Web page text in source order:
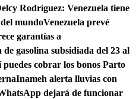
Rodríguez: Venezuela tiene
mundoVenezuela prevé
garantías a
gasolina subsidiada del 23 al
puedes cobrar los bonos Parto
Inameh alerta lluvias con
dejará de funcionar